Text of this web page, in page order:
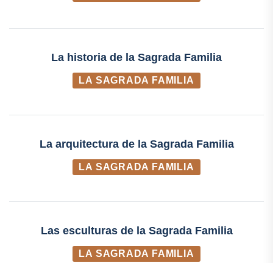
La historia de la Sagrada Familia
LA SAGRADA FAMILIA
La arquitectura de la Sagrada Familia
LA SAGRADA FAMILIA
Las esculturas de la Sagrada Familia
LA SAGRADA FAMILIA